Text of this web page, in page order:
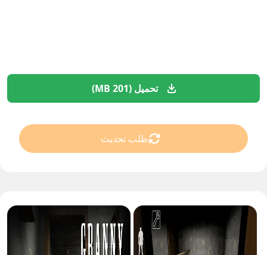
تحميل (201 MB)
طلب تحديث